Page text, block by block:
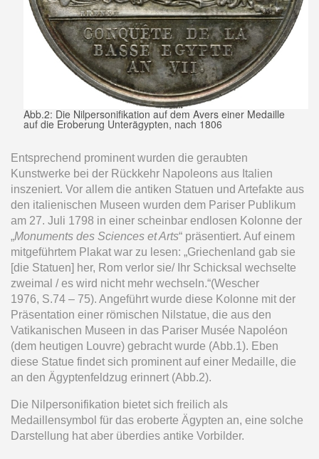
Abb.2: Die Nilpersonifikation auf dem Avers einer Medaille
auf die Eroberung Unterägypten, nach 1806
Entsprechend prominent wurden die geraubten
Kunstwerke bei der Rückkehr Napoleons aus Italien
inszeniert. Vor allem die antiken Statuen und Artefakte aus
den italienischen Museen wurden dem Pariser Publikum
am 27. Juli 1798 in einer scheinbar endlosen Kolonne der
„Monuments des Sciences et Arts“ präsentiert. Auf einem
mitgeführtem Plakat war zu lesen: „Griechenland gab sie
[die Statuen] her, Rom verlor sie/ Ihr Schicksal wechselte
zweimal / es wird nicht mehr wechseln.“(Wescher
1976, S.74 – 75). Angeführt wurde diese Kolonne mit der
Präsentation einer römischen Nilstatue, die aus den
Vatikanischen Museen in das Pariser Musée Napoléon
(dem heutigen Louvre) gebracht wurde (Abb.1). Eben
diese Statue findet sich prominent auf einer Medaille, die
an den Ägyptenfeldzug erinnert (Abb.2).
Die Nilpersonifikation bietet sich freilich als
Medaillensymbol für das eroberte Ägypten an, eine solche
Darstellung hat aber überdies antike Vorbilder.